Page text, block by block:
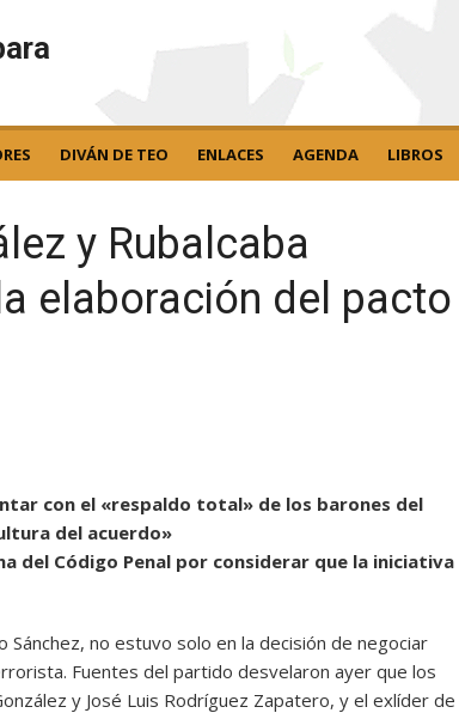
DIVÁN DE TEO ENLACES AGENDA LIBROS
y Rubalcaba
elaboración del pacto
con el «respaldo total» de los barones del
del acuerdo»
del Código Penal por considerar que la iniciativa
Sánchez, no estuvo solo en la decisión de negociar
Fuentes del partido desvelaron ayer que los
y José Luis Rodríguez Zapatero, y el exlíder de